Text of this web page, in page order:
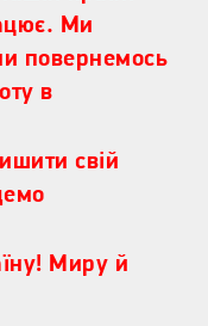
Ми
повернемось
в
свій
Миру й